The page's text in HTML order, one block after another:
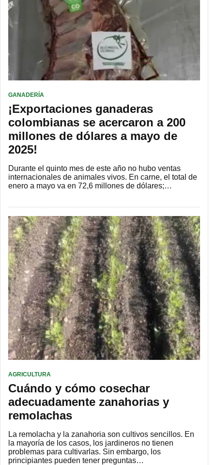
GANADERÍA
¡Exportaciones ganaderas
colombianas se acercaron a 200
millones de dólares a mayo de
2025!
Durante el quinto mes de este año no hubo ventas
internacionales de animales vivos. En carne, el total de
enero a mayo va en 72,6 millones de dólares;…
AGRICULTURA
Cuándo y cómo cosechar
adecuadamente zanahorias y
remolachas
La remolacha y la zanahoria son cultivos sencillos. En
la mayoría de los casos, los jardineros no tienen
problemas para cultivarlas. Sin embargo, los
principiantes pueden tener preguntas…